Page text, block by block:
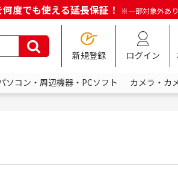
度でも使える延長保証！ ※一部対象外あり
新規登録 ログイン
ソコン・周辺機器・PCソフト
カメラ・カ